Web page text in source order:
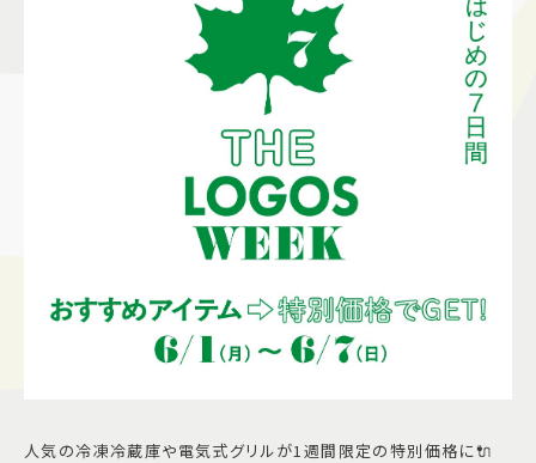
施設案内
アクセス＆駐車場
スタッフ募集
プライバシーポリシー
人気の冷凍冷蔵庫や電気式グリルが1週間限定の特別価格に🔌